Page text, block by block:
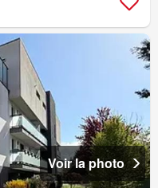
Voir la photo